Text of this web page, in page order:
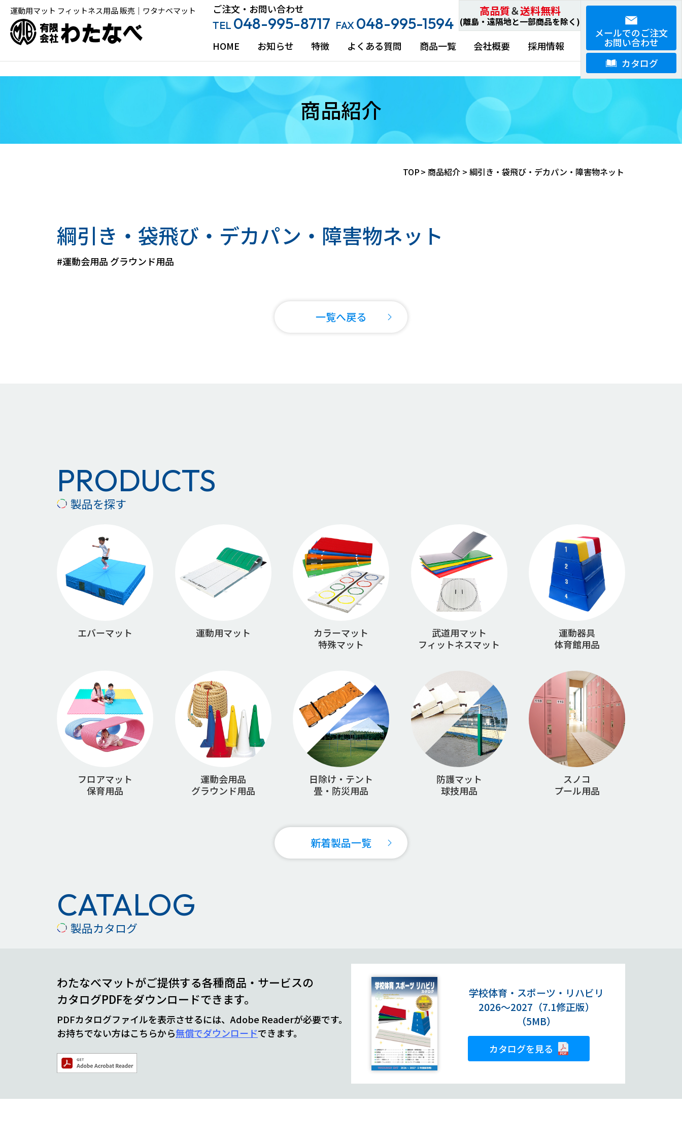
運動用マット フィットネス用品 販売｜ワタナベマット ご注文・お問い合わせ
TEL 048-995-8717 FAX 048-995-1594
高品質＆送料無料
(離島・遠隔地と一部商品を除く)
HOME お知らせ 特徴 よくある質問 商品一覧 会社概要 採用情報
メールでのご注文
お問い合わせ
カタログ
商品紹介
TOP> 商品紹介 > 綱引き・袋飛び・デカパン・障害物ネット
綱引き・袋飛び・デカパン・障害物ネット
#運動会用品 グラウンド用品
一覧へ戻る
PRODUCTS
製品を探す
エバーマット 運動用マット
カラーマット
特殊マット
武道用マット
フィットネスマット
運動器具
体育館用品
フロアマット
保育用品
運動会用品
グラウンド用品
日除け・テント
畳・防災用品
防護マット
球技用品
スノコ
プール用品
新着製品一覧
CATALOG
製品カタログ
わたなべマットがご提供する各種商品・サービスの
カタログPDFをダウンロードできます。
PDFカタログファイルを表示させるには、Adobe Readerが必要です。
お持ちでない方はこちらから無償でダウンロードできます。
学校体育・スポーツ・リハビリ
2026～2027（7.1修正版）
（5MB）
カタログを見る